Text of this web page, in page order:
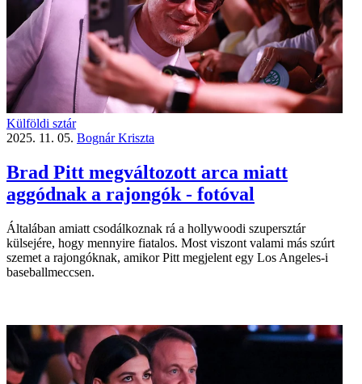
Külföldi sztár
2025. 11. 05. Bognár Kriszta
Brad Pitt megváltozott arca miatt
aggódnak a rajongók - fotóval
Általában amiatt csodálkoznak rá a hollywoodi szupersztár
külsejére, hogy mennyire fiatalos. Most viszont valami más szúrt
szemet a rajongóknak, amikor Pitt megjelent egy Los Angeles-i
baseballmeccsen.